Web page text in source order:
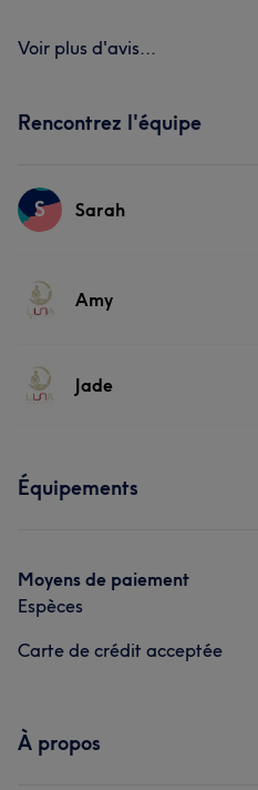
Voir plus d'avis...
Rencontrez l'équipe
S Sarah
Prestations
Amy
Prestations
L'avis de nos clients sur Amy
Expert/e 5
Jade
Équipements
Moyens de paiement
Espèces
Carte de crédit acceptée
À propos